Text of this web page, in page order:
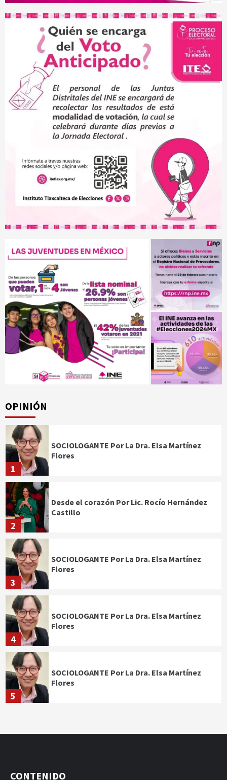
OPINIÓN
1
SOCIOLOGANTE Por La Dra. Elsa Martínez
Flores
2
Desde el corazón Por Lic. Rocío Hernández
Castillo
3
SOCIOLOGANTE Por La Dra. Elsa Martínez
Flores
4
SOCIOLOGANTE Por La Dra. Elsa Martínez
Flores
5
SOCIOLOGANTE Por La Dra. Elsa Martínez
Flores
CONTENIDO